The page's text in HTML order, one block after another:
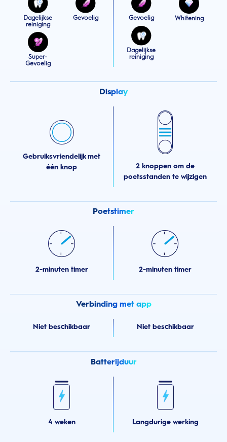
Dagelijkse
reiniging
Gevoelig
Super-
Gevoelig
Gevoelig Whitening
Dagelijkse
reiniging
Display
Gebruiksvriendelijk met
één knop
2 knoppen om de
poetsstanden te wijzigen
Poetstimer
2-minuten timer 2-minuten timer
Verbinding met app
Niet beschikbaar Niet beschikbaar
Batterijduur
4 weken Langdurige werking